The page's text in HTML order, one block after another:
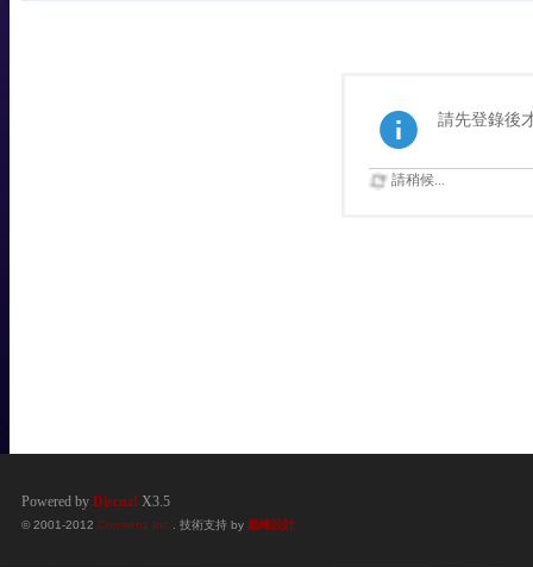
請先登錄後
請稍候...
Powered by Discuz! X3.5
© 2001-2012 Comsenz Inc. . 技術支持 by 巔峰設計